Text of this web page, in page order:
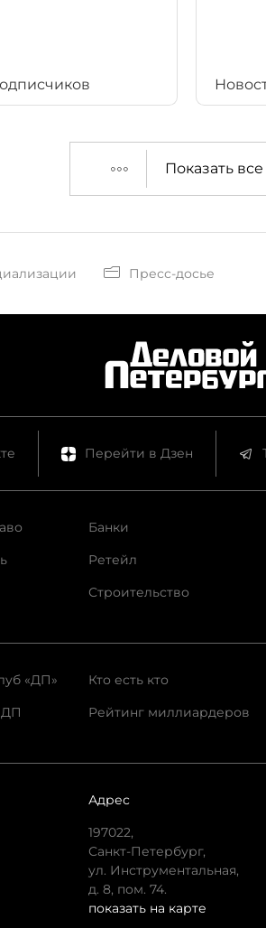
Показать все
Пресс-досье
Перейти в Дзен
Банки
Ретейл
Строительство
«ДП»
ДП
Кто есть кто
Рейтинг миллиардеров
Адрес
197022,
Санкт-Петербург,
ул. Инструментальная,
д. 8, пом. 74.
показать на карте